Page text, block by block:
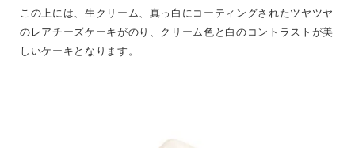
この上には、生クリーム、真っ白にコーティングされたツヤツヤ
のレアチーズケーキがのり、クリーム色と白のコントラストが美
しいケーキとなります。